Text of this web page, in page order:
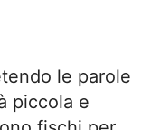
le parole
piccola e